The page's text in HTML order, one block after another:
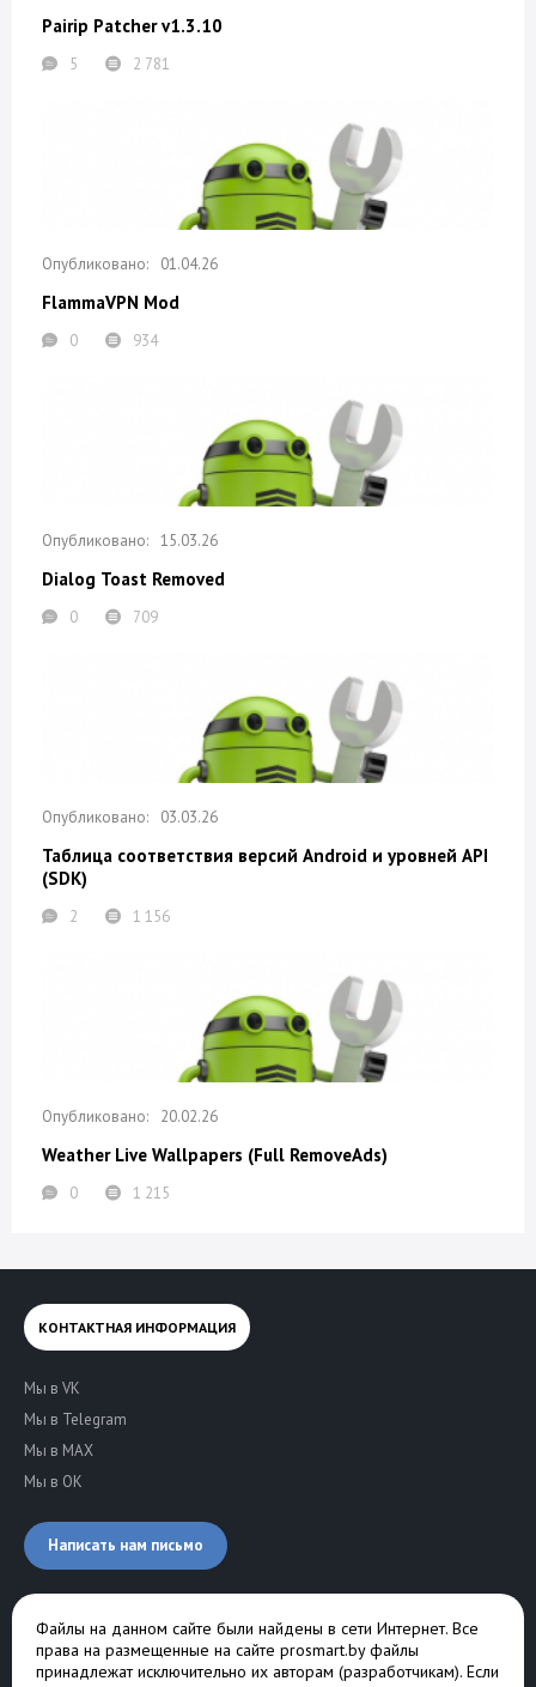
Pairip Patcher v1.3.10
5 2 781
01.04.26
FlammaVPN Mod
0 934
15.03.26
Dialog Toast Removed
0 709
03.03.26
Таблица соответствия версий Android и уровней API
(SDK)
2 1 156
20.02.26
Weather Live Wallpapers (Full RemoveAds)
0 1 215
КОНТАКТНАЯ ИНФОРМАЦИЯ
Мы в VK
Мы в Telegram
Мы в MAX
Мы в OK
Написать нам письмо
Файлы на данном сайте были найдены в сети Интернет. Все
права на размещенные на сайте prosmart.by файлы
принадлежат исключительно их авторам (разработчикам). Если